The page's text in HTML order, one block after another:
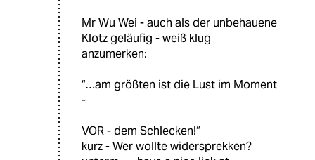
Mr Wu Wei - auch als der unbehauene
Klotz geläufig - weiß klug
anzumerken:
“…am größten ist die Lust im Moment
-
VOR - dem Schlecken!“
kurz - Wer wollte widersprekken?